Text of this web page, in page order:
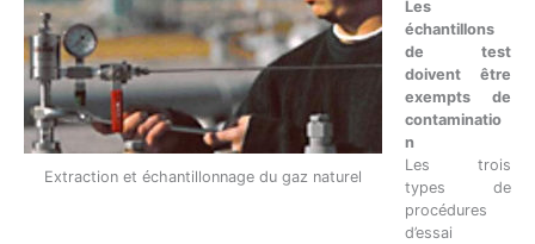
Extraction et échantillonnage du gaz naturel
Les
échantillons
de test
doivent être
exempts de
contaminatio
n
Les trois
types de
procédures
d’essai